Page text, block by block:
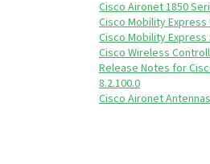
Cisco Aironet 1850
Cisco Mobility
Cisco Mobility Express
Cisco Wireless
Release Notes for
8.2.100.0
Cisco Aironet